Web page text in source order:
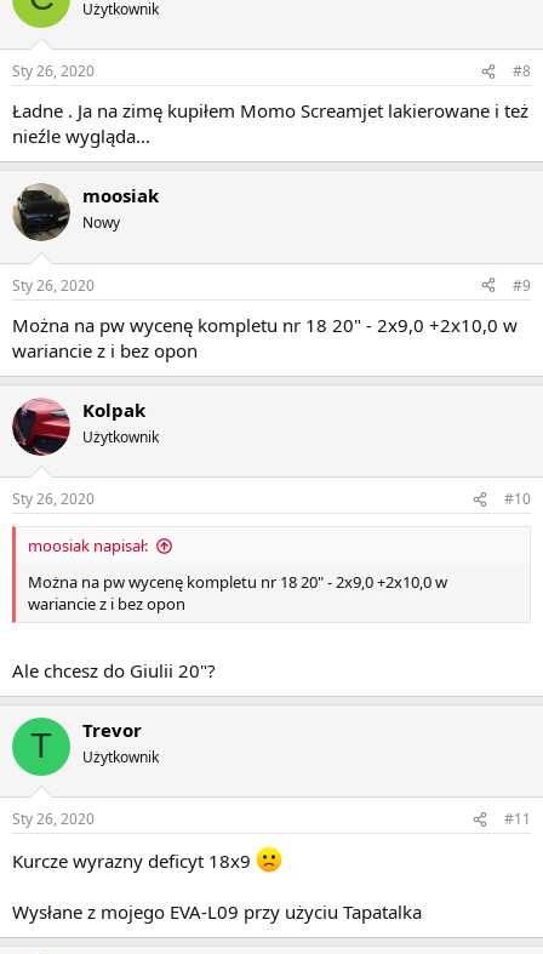
Użytkownik
Sty 26, 2020 #8
Ładne . Ja na zimę kupiłem Momo Screamjet lakierowane i też
nieźle wygląda...
moosiak
Nowy
Sty 26, 2020 #9
Można na pw wycenę kompletu nr 18 20" - 2x9,0 +2x10,0 w
wariancie z i bez opon
Kolpak
Użytkownik
Sty 26, 2020 #10
moosiak napisał:
Można na pw wycenę kompletu nr 18 20" - 2x9,0 +2x10,0 w
wariancie z i bez opon
Ale chcesz do Giulii 20"?
T Trevor
Użytkownik
Sty 26, 2020 #11
Kurcze wyrazny deficyt 18x9
Wysłane z mojego EVA-L09 przy użyciu Tapatalka